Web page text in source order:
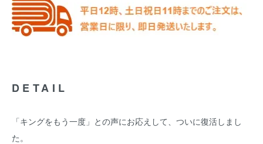
DETAIL
「キングをもう一度」との声にお応えして、ついに復活しまし
た。